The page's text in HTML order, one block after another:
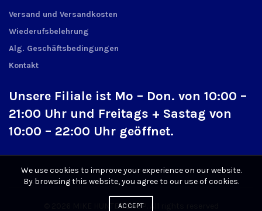
Versand und Versandkosten
Wiederufsbelehrung
Alg. Geschäftsbedingungen
Kontakt
Unsere Filiale ist Mo – Don. von 10:00 –
21:00 Uhr und Freitags + Sastag von
10:00 – 22:00 Uhr geöffnet.
MIKE HUNTER SHOP
We use cookies to improve your experience on our website.
By browsing this website, you agree to our use of cookies.
ACCEPT